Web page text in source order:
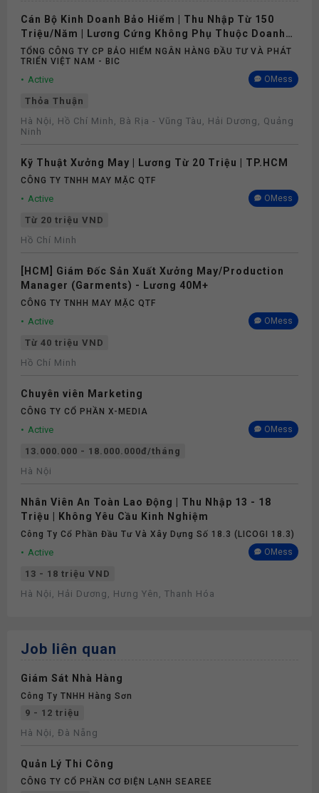
Cán Bộ Kinh Doanh Bảo Hiểm | Thu Nhập Từ 150
Triệu/Năm | Lương Cứng Không Phụ Thuộc Doanh
Số
TỔNG CÔNG TY CP BẢO HIỂM NGÂN HÀNG ĐẦU TƯ VÀ PHÁT
TRIỂN VIỆT NAM - BIC
Active OMess
Thỏa Thuận
Hà Nội, Hồ Chí Minh, Bà Rịa - Vũng Tàu, Hải Dương, Quảng
Ninh
Kỹ Thuật Xưởng May | Lương Từ 20 Triệu | TP.HCM
CÔNG TY TNHH MAY MẶC QTF
Active OMess
Từ 20 triệu VND
Hồ Chí Minh
[HCM] Giám Đốc Sản Xuất Xưởng May/Production
Manager (Garments) - Lương 40M+
CÔNG TY TNHH MAY MẶC QTF
Active OMess
Từ 40 triệu VND
Hồ Chí Minh
Chuyên viên Marketing
CÔNG TY CỔ PHẦN X-MEDIA
Active OMess
13.000.000 - 18.000.000đ/tháng
Hà Nội
Nhân Viên An Toàn Lao Động | Thu Nhập 13 - 18
Triệu | Không Yêu Cầu Kinh Nghiệm
Công Ty Cổ Phần Đầu Tư Và Xây Dựng Số 18.3 (LICOGI 18.3)
Active OMess
13 - 18 triệu VND
Hà Nội, Hải Dương, Hưng Yên, Thanh Hóa
Job liên quan
Giám Sát Nhà Hàng
Công Ty TNHH Hàng Sơn
9 - 12 triệu
Hà Nội, Đà Nẵng
Quản Lý Thi Công
CÔNG TY CỔ PHẦN CƠ ĐIỆN LẠNH SEAREE